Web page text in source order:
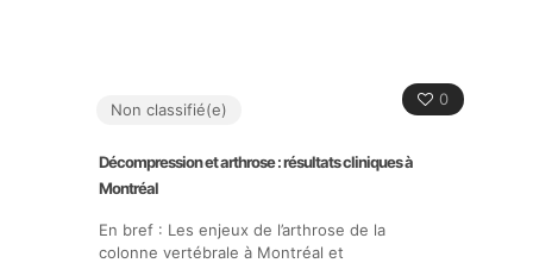
0
Non classifié(e)
Décompression et arthrose : résultats cliniques à
Montréal
En bref : Les enjeux de l’arthrose de la
colonne vertébrale à Montréal et